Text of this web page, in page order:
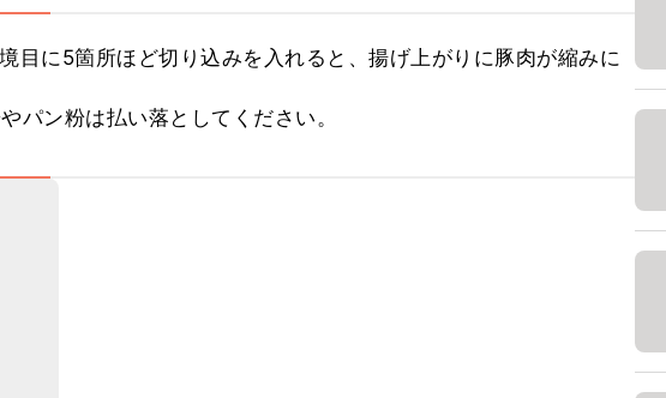
目に5箇所ほど切り込みを入れると、揚げ上がりに豚肉が縮みに
パン粉は払い落としてください。